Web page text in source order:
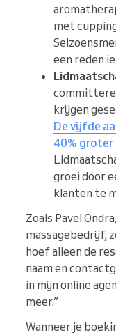
met
een reden
krijgen
De vijfde
40% groter
groei door
klanten te
Zoals Pavel
massagebedrijf,
hoef alleen de
naam en
in mijn online
meer.”
Wanneer je